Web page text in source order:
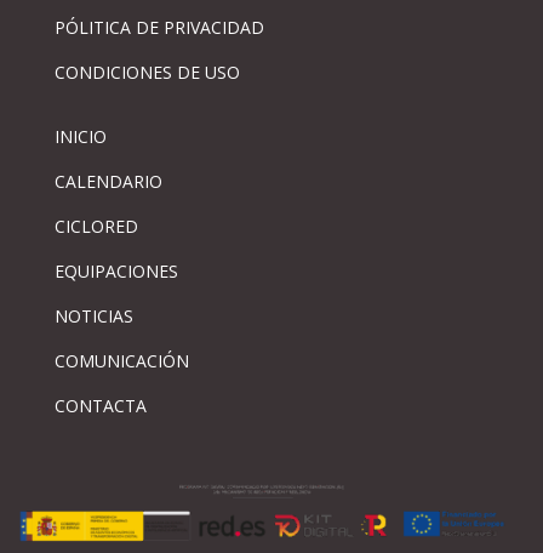
PÓLITICA DE PRIVACIDAD
CONDICIONES DE USO
INICIO
CALENDARIO
CICLORED
EQUIPACIONES
NOTICIAS
COMUNICACIÓN
CONTACTA